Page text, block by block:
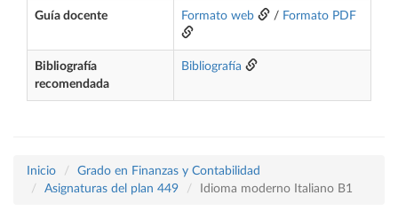
Guía docente Formato web / Formato PDF
Bibliografía
recomendada
Bibliografía
Inicio
Grado en Finanzas y Contabilidad
Asignaturas del plan 449
Idioma moderno Italiano B1